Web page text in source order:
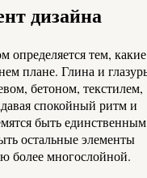
дизайна
определяется тем, какие
плане. Глина и
бетоном, текстилем,
спокойный ритм и
быть единственным
остальные элементы
более многослойной.